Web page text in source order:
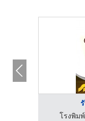
โรงพิม